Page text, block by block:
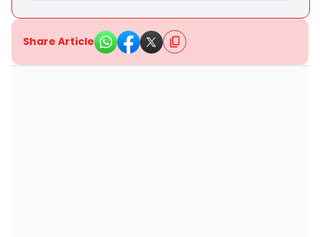
Share Article